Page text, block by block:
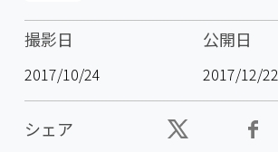
撮影日
2017/10/24
公開日
2017/12/22
シェア